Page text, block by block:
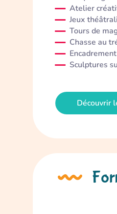
Atelier
Jeux
Tours de
Chasse au
Sculptures
Découvrir